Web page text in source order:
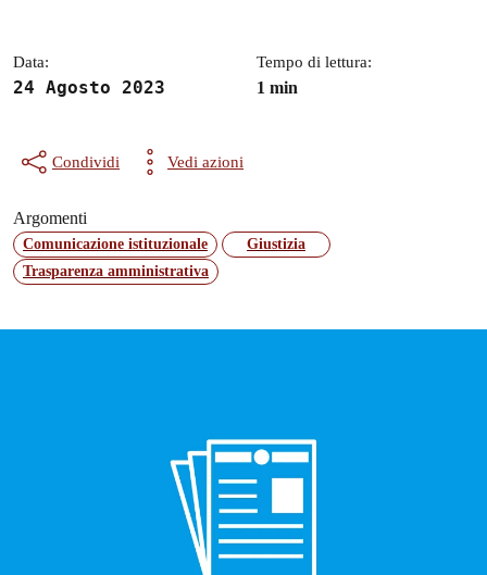
Data:
24 Agosto 2023
Tempo di lettura:
1 min
Condividi Vedi azioni
Argomenti
Comunicazione istituzionale
Giustizia
Trasparenza amministrativa